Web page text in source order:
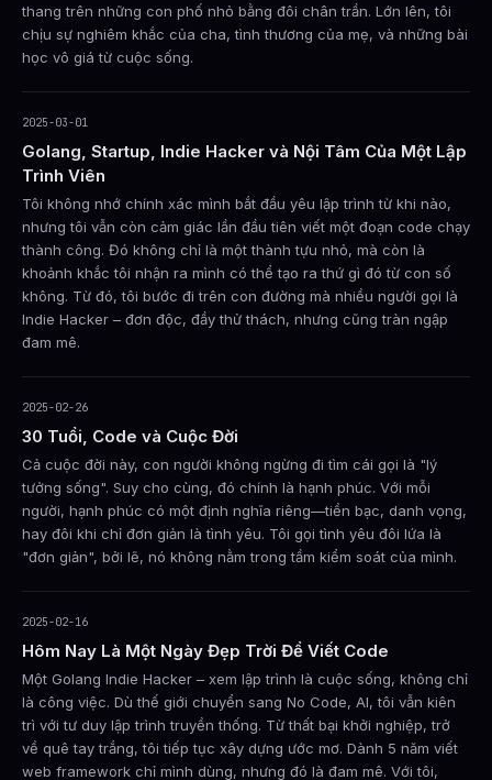
thang trên những con phố nhỏ bằng đôi chân trần. Lớn lên, tôi
chịu sự nghiêm khắc của cha, tình thương của mẹ, và những bài
học vô giá từ cuộc sống.
2025-03-01
Golang, Startup, Indie Hacker và Nội Tâm Của Một Lập
Trình Viên
Tôi không nhớ chính xác mình bắt đầu yêu lập trình từ khi nào,
nhưng tôi vẫn còn cảm giác lần đầu tiên viết một đoạn code chạy
thành công. Đó không chỉ là một thành tựu nhỏ, mà còn là
khoảnh khắc tôi nhận ra mình có thể tạo ra thứ gì đó từ con số
không. Từ đó, tôi bước đi trên con đường mà nhiều người gọi là
Indie Hacker – đơn độc, đầy thử thách, nhưng cũng tràn ngập
đam mê.
2025-02-26
30 Tuổi, Code và Cuộc Đời
Cả cuộc đời này, con người không ngừng đi tìm cái gọi là "lý
tưởng sống". Suy cho cùng, đó chính là hạnh phúc. Với mỗi
người, hạnh phúc có một định nghĩa riêng—tiền bạc, danh vọng,
hay đôi khi chỉ đơn giản là tình yêu. Tôi gọi tình yêu đôi lứa là
"đơn giản", bởi lẽ, nó không nằm trong tầm kiểm soát của mình.
2025-02-16
Hôm Nay Là Một Ngày Đẹp Trời Để Viết Code
Một Golang Indie Hacker – xem lập trình là cuộc sống, không chỉ
là công việc. Dù thế giới chuyển sang No Code, AI, tôi vẫn kiên
trì với tư duy lập trình truyền thống. Từ thất bại khởi nghiệp, trở
về quê tay trắng, tôi tiếp tục xây dựng ước mơ. Dành 5 năm viết
web framework chỉ mình dùng, nhưng đó là đam mê. Với tôi,